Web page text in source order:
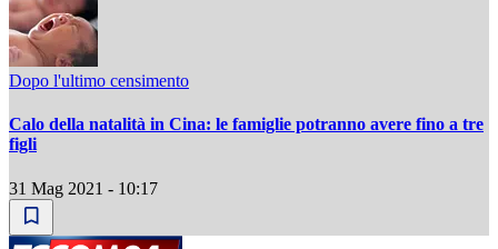
Dopo l'ultimo censimento
Calo della natalità in Cina: le famiglie potranno avere fino a tre
figli
31 Mag 2021 - 10:17